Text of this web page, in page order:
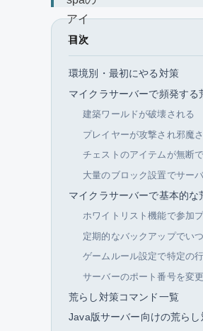
目次
環境別・最初にやる対策
マイクラサーバーで頻発する
建築ワールドが破壊される
プレイヤーが攻撃され邪魔
チェストのアイテムが無断
大量のブロック設置でサー
マイクラサーバーで基本的な
ホワイトリスト機能で参加
定期的なバックアップでい
ゲームルール設定で特定の
サーバーのポート番号を変
荒らし対策コマンド一覧
Java版サーバー向けの荒ら